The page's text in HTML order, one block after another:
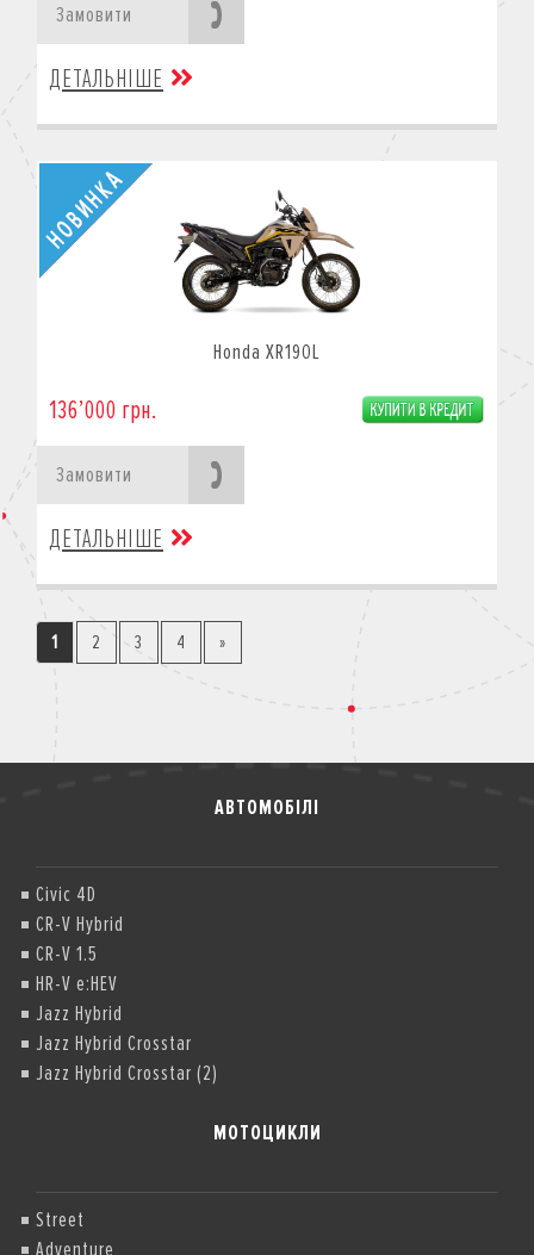
Замовити
ДЕТАЛЬНІШЕ
Honda XR190L
136’000 грн.
Замовити
ДЕТАЛЬНІШЕ
1 2 3 4 »
АВТОМОБІЛІ
Civic 4D
CR-V Hybrid
CR-V 1.5
HR-V e:HEV
Jazz Hybrid
Jazz Hybrid Crosstar
Jazz Hybrid Crosstar (2)
МОТОЦИКЛИ
Street
Adventure